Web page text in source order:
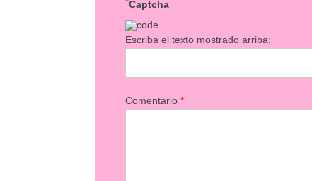
Captcha
Escriba el texto mostrado arriba:
Comentario*